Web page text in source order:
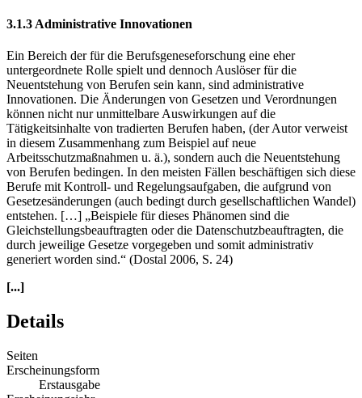
Ein Bereich der für die Berufsgeneseforschung eine eher
untergeordnete Rolle spielt und dennoch Auslöser für die
Neuentstehung von Berufen sein kann, sind administrative
Innovationen. Die Änderungen von Gesetzen und Verordnungen
können nicht nur unmittelbare Auswirkungen auf die
Tätigkeitsinhalte von tradierten Berufen haben, (der Autor verweist
in diesem Zusammenhang zum Beispiel auf neue
Arbeitsschutzmaßnahmen u. ä.), sondern auch die Neuentstehung
von Berufen bedingen. In den meisten Fällen beschäftigen sich diese
Berufe mit Kontroll- und Regelungsaufgaben, die aufgrund von
Gesetzesänderungen (auch bedingt durch gesellschaftlichen Wandel)
entstehen. […] „Beispiele für dieses Phänomen sind die
Gleichstellungsbeauftragten oder die Datenschutzbeauftragten, die
durch jeweilige Gesetze vorgegeben und somit administrativ
Seiten
Erscheinungsform